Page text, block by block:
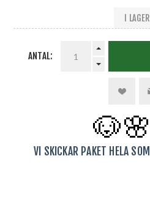
I LAGER
ANTAL:
🐶🌸
VI SKICKAR PAKET HELA